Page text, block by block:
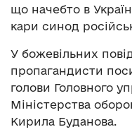
що начебто в
кари синод
У божевільних
пропагандисти
голови Головного
Міністерства
Кирила Буданова.